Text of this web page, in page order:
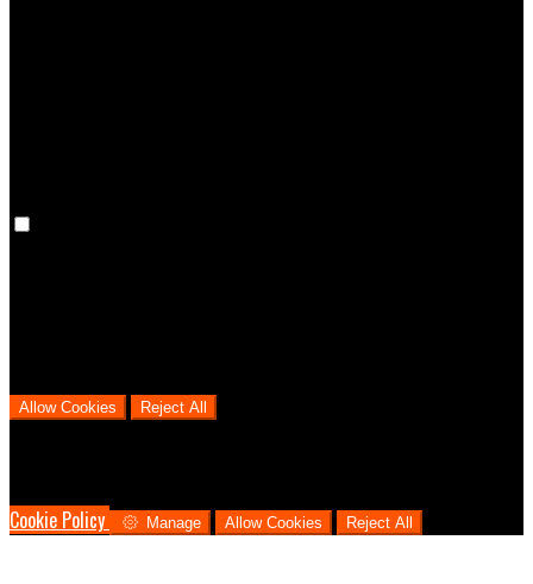
Allow Cookies Reject All
Cookie Policy
Manage Allow Cookies Reject All